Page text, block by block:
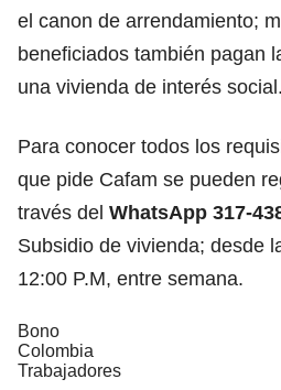
el canon de arrendamiento;
beneficiados también pagan
una vivienda de interés social.
Para conocer todos los
que pide Cafam se pueden
través del WhatsApp 317-
Subsidio de vivienda; desde
12:00 P.M, entre semana.
Bono
Colombia
Trabajadores